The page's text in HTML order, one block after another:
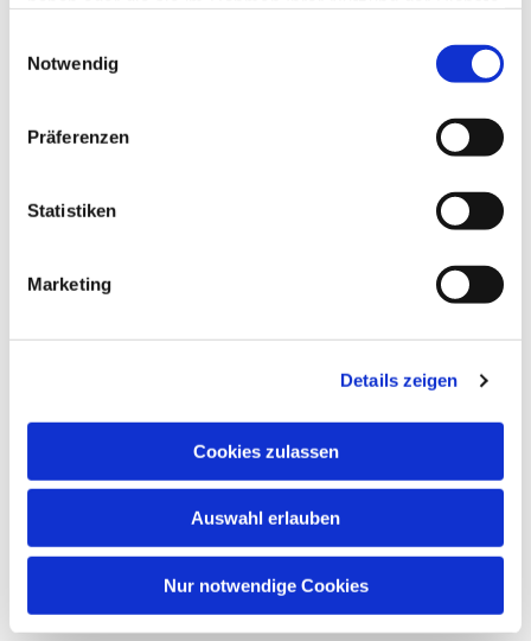
Notwendig
Präferenzen
Statistiken
Marketing
Details zeigen
Cookies zulassen
Auswahl erlauben
Nur notwendige Cookies
Dies könnte Sie auch